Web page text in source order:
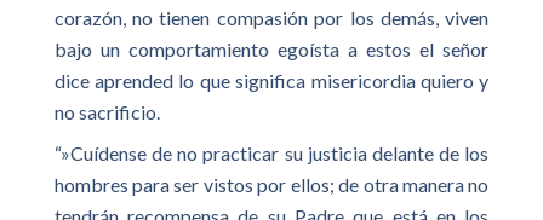
corazón, no tienen compasión por los demás, viven
bajo un comportamiento egoísta a estos el señor
dice aprended lo que significa misericordia quiero y
no sacrificio.
“»Cuídense de no practicar su justicia delante de los
hombres para ser vistos por ellos; de otra manera no
tendrán recompensa de su Padre que está en los